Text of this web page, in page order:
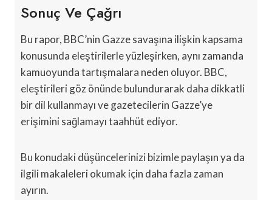
Sonuç Ve Çağrı
Bu rapor, BBC’nin Gazze savaşına ilişkin kapsama
konusunda eleştirilerle yüzleşirken, aynı zamanda
kamuoyunda tartışmalara neden oluyor. BBC,
eleştirileri göz önünde bulundurarak daha dikkatli
bir dil kullanmayı ve gazetecilerin Gazze’ye
erişimini sağlamayı taahhüt ediyor.
Bu konudaki düşüncelerinizi bizimle paylaşın ya da
ilgili makaleleri okumak için daha fazla zaman
ayırın.